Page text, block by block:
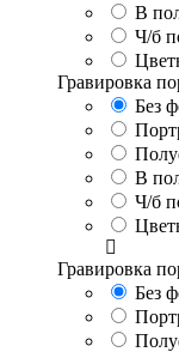
В
Ч/б
Гравировка
Без
В
Ч/б
Гравировка
Без